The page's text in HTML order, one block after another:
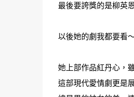
最後要誇獎的是柳英
以後她的劇我都要看
她上部作品紅丹心，
這部現代愛情劇更是